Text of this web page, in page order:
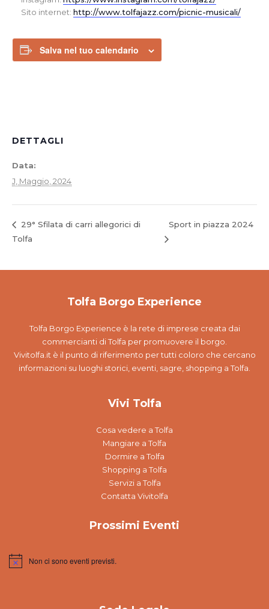
Sito internet: http://www.tolfajazz.com/picnic-musicali/
Salva nel tuo calendario
DETTAGLI
Data:
J, Maggio, 2024
29° Sfilata di carri allegorici di
Tolfa
Sport in piazza 2024
Tolfa Borgo Experience
Tolfa Borgo Experience è la rete di imprese creata dai
commercianti di Tolfa per promuovere il borgo.
Vivitolfa.it è il punto di riferimento per tutti coloro che cercano
informazioni su luoghi storici, eventi, sagre, shopping a Tolfa.
Vivi Tolfa
Cosa vedere a Tolfa
Mangiare a Tolfa
Dormire a Tolfa
Shopping a Tolfa
Servizi a Tolfa
Contatta Vivitolfa
Prossimi Eventi
Notice
Non ci sono eventi previsti.